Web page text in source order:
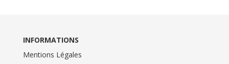
INFORMATIONS
Mentions Légales